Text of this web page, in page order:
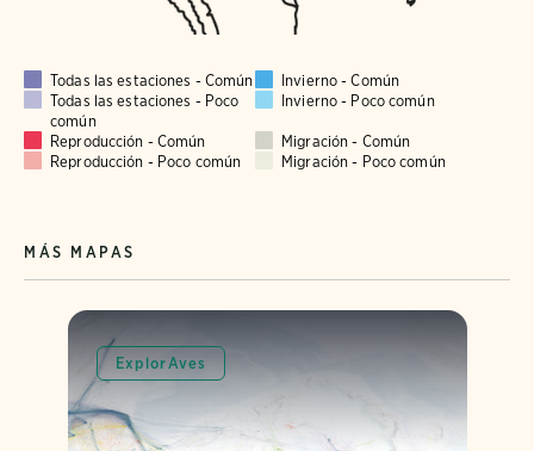
Todas las estaciones - Común
Invierno - Común
Todas las estaciones - Poco
común
Invierno - Poco común
Reproducción - Común
Migración - Común
Reproducción - Poco común
Migración - Poco común
MÁS MAPAS
ExplorAves